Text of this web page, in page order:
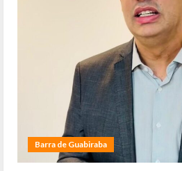
Barra de Guabiraba